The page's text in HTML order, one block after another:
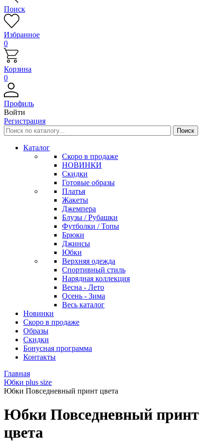
Поиск
Избранное
0
Корзина
0
Профиль
Войти
Регистрация
Каталог
Скоро в продаже
НОВИНКИ
Скидки
Готовые образы
Платья
Жакеты
Джемпера
Блузы / Рубашки
Футболки / Топы
Брюки
Джинсы
Юбки
Верхняя одежда
Спортивный стиль
Нарядная коллекция
Весна - Лето
Осень - Зима
Весь каталог
Новинки
Скоро в продаже
Образы
Скидки
Бонусная программа
Контакты
Главная
Юбки plus size
Юбки Повседневный принт цвета
Юбки Повседневный принт
цвета